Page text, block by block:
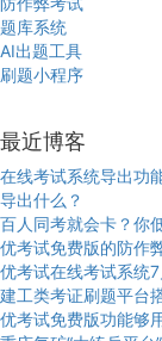
题库系统
AI出题工具
刷题小程序
最近博客
在线考试系统导出功
导出什么？
百人同考就会卡？你
优考试免费版的防作
优考试在线考试系统
建工类考证刷题平台
优考试免费版功能够